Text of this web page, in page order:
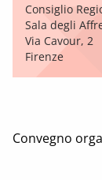
Consiglio
Sala degli
Via Cavour, 2
Firenze
Convegno